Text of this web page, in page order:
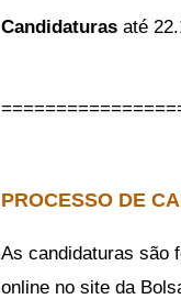
Candidaturas até
PROCESSO DE
As candidaturas são
online no site da